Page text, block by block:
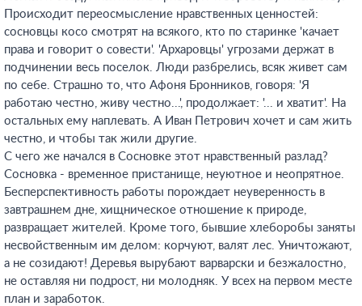
Происходит переосмысление нравственных ценностей:
сосновцы косо смотрят на всякого, кто по старинке 'качает
права и говорит о совести'. 'Архаровцы' угрозами держат в
подчинении весь поселок. Люди разбрелись, всяк живет сам
по себе. Страшно то, что Афоня Бронников, говоря: 'Я
работаю честно, живу честно...', продолжает: '... и хватит'. На
остальных ему наплевать. А Иван Петрович хочет и сам жить
честно, и чтобы так жили другие.
С чего же начался в Сосновке этот нравственный разлад?
Сосновка - временное пристанище, неуютное и неопрятное.
Бесперспективность работы порождает неуверенность в
завтрашнем дне, хищническое отношение к природе,
развращает жителей. Кроме того, бывшие хлеборобы заняты
несвойственным им делом: корчуют, валят лес. Уничтожают,
а не созидают! Деревья вырубают варварски и безжалостно,
не оставляя ни подрост, ни молодняк. У всех на первом месте
план и заработок.